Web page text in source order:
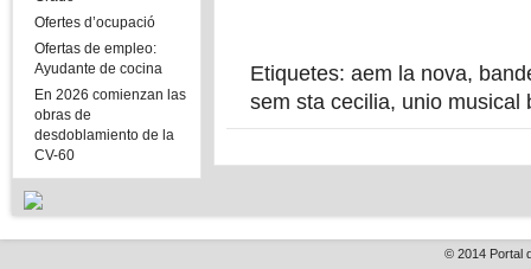
Ofertes d’ocupació
Ofertas de empleo:
Ayudante de cocina
En 2026 comienzan las
obras de
desdoblamiento de la
CV-60
Etiquetes: aem la nova,
sem sta cecilia, unio musical
© 2014 Portal